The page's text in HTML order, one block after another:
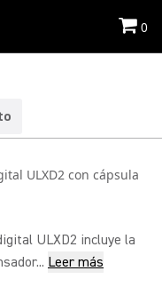
0
ULXD2 con cápsula
ULXD2 incluye la
Leer más